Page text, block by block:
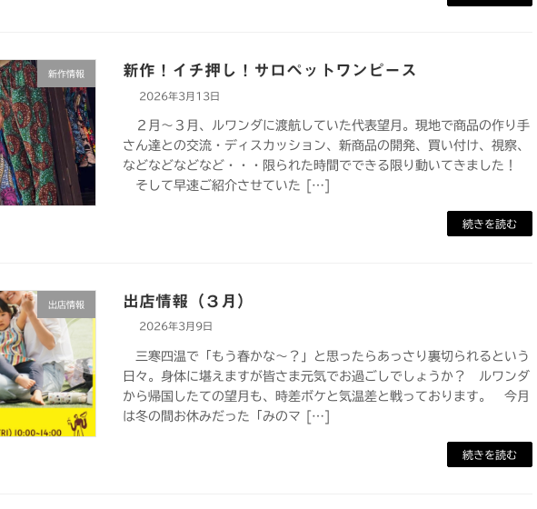
新作情報 新作！イチ押し！サロペットワンピース
2026年3月13日
２月～３月、ルワンダに渡航していた代表望月。現地で商品の作り手
さん達との交流・ディスカッション、新商品の開発、買い付け、視察、
などなどなどなど・・・限られた時間でできる限り動いてきました！
そして早速ご紹介させていた […]
続きを読む
出店情報 出店情報（３月）
2026年3月9日
三寒四温で「もう春かな～？」と思ったらあっさり裏切られるという
日々。身体に堪えますが皆さま元気でお過ごしでしょうか？ ルワンダ
から帰国したての望月も、時差ボケと気温差と戦っております。 今月
は冬の間お休みだった「みのマ […]
続きを読む